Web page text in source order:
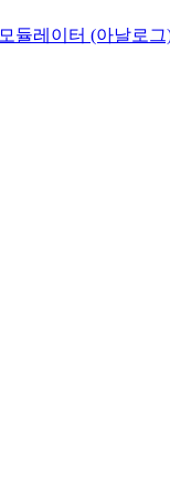
모듈레이터 (아날로그